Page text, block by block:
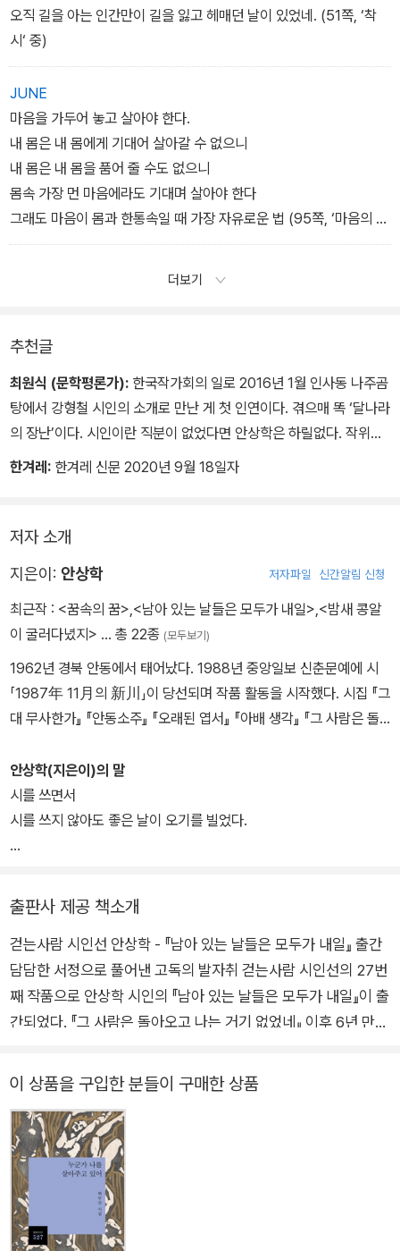
오직 길을 아는 인간만이 길을 잃고 헤매던 날이 있었네. (51쪽, ‘착
시‘ 중)
JUNE
마음을 가두어 놓고 살아야 한다.
내 몸은 내 몸에게 기대어 살아갈 수 없으니
내 몸은 내 몸을 품어 줄 수도 없으니
몸속 가장 먼 마음에라도 기대며 살아야 한다
그래도 마음이 몸과 한통속일 때 가장 자유로운 법 (95쪽, ‘마음의 방
향‘ 중)
더보기
추천글
최원식 (문학평론가): 한국작가회의 일로 2016년 1월 인사동 나주곰
탕에서 강형철 시인의 소개로 만난 게 첫 인연이다. 겪으매 똑 ‘달나라
의 장난’이다. 시인이란 직분이 없었다면 안상학은 하릴없다. 작위의
틈입을 허락지 않는 야생의 천진은 사람이요 꼭 그 사람 같은 시를 쓴
육사陸史의 안동이 아니다. 가난한 성자 권정생 봉헌된 「빌뱅이 언덕
소수자 안동이다. 그럼에도 80년대식 민중시는 또 아니다. 가령 자동
차 사고 직후, 간난한 가족사가 마음속으로 뒤죽박죽 짓쳐 오는 단속
斷續의 순간들을 자동기술로 받아 적은 「생명선에 서서」는 개인사가
그대로 민중사로 전환하는 마술을 보인 바, 이 시는 주관과 객관의 분
리를 초극한다. 바로 그 틈에서 다른 경지가 열리매, 자퇴하고 가출해
상계동 프레스 공장에서 일하던 열일곱 때를 회상하는 「북녘 거처」는
장 먼 그 북녘 거처로 돌아가고 싶”다는 대목에서 나는 정지한다. 고
통의 연대年代 깊숙이 빛나는 언어도단의 살아 있음에 문득 접촉한
자만이 지닐 충충??한 정신에서 기원했을 이 까다로운 향수야말로
로 정진할 일이다. 안동 음식에서 취재한 「간고등어」, 「안동식혜」, 그
리고 「헛제삿밥」이 먼저 온 미래다. 사계斯界의 고수인 백석과 비겨
도 손색이 없는데, 어매와 아배의 부재不在에 헌정된 점이 더욱 기룹
다. 그는 누구보다 안동의 문기文氣를 품부한 시인이다. 바라건대 육
사와 권정생을 통합할 자 누구인가.
한겨레: 한겨레 신문 2020년 9월 18일자
저자 소개
지은이: 안상학 저자파일 신간알림 신청
최근작 : <꿈속의 꿈>,<남아 있는 날들은 모두가 내일>,<밤새 콩알
이 굴러다녔지> … 총 22종 (모두보기)
1962년 경북 안동에서 태어났다. 1988년 중앙일보 신춘문예에 시
「1987年 11月의 新川」이 당선되며 작품 활동을 시작했다. 시집 『그
대 무사한가』 『안동소주』 『오래된 엽서』 『아배 생각』 『그 사람은 돌
엄마』, 평전 『권종대-통일걷이를 꿈꾼 농투성이』, 시화집 『시의 꽃말
을 읽다』를 펴냈다.
안상학(지은이)의 말
시를 쓰면서
시를 쓰지 않아도 좋은 날이 오기를 빌었다.
세상은 사랑보다 슬픔이 많다는 것을 인정한다.
그렇더라도
시를 쓰지 않아도 좋은 날이 오기를 빌고 또 빈다.
자꾸만 늘어나는 슬픔으로
2020년 가을 드는 무렵
안동 우거에서
출판사 제공 책소개
걷는사람 시인선 안상학 - 『남아 있는 날들은 모두가 내일』 출간
담담한 서정으로 풀어낸 고독의 발자취 걷는사람 시인선의 27번
째 작품으로 안상학 시인의 『남아 있는 날들은 모두가 내일』이 출
간되었다. 『그 사람은 돌아오고 나는 거기 없었네』 이후 6년 만에
성된 이번 시집은, 환갑을 목전에 둔 시인이 지금껏 살아온 자신
론가는 추천사를 통해 “작위의 틈입을 허락지 않는 야생의 천진
같은 사람이요 꼭 그 사람 같은 시를 쓴다”고 말한다. 작위가 틈
입하지 않은 시란 시인의 내밀함으로 쓰인 시라는 말과 같다. “지
나온 길은 내가 너무도 잘 아는 길/오늘은 더듬더듬 그 길을 되돌
아가 본다”고 말하며 이순의 언저리에서 생을 관망한 「생명선에
이 상품을 구입한 분들이 구매한 상품